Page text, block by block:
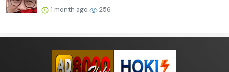
1 month ago 256